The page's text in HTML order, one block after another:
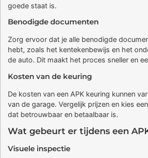
goede staat is.
Benodigde documenten
Zorg ervoor dat je alle benodigde
hebt, zoals het kentekenbewijs en het
de auto. Dit maakt het proces sneller en
Kosten van de keuring
De kosten van een APK keuring kunnen
van de garage. Vergelijk prijzen en kies
dat betrouwbaar en betaalbaar is.
Wat gebeurt er tijdens een
Visuele inspectie